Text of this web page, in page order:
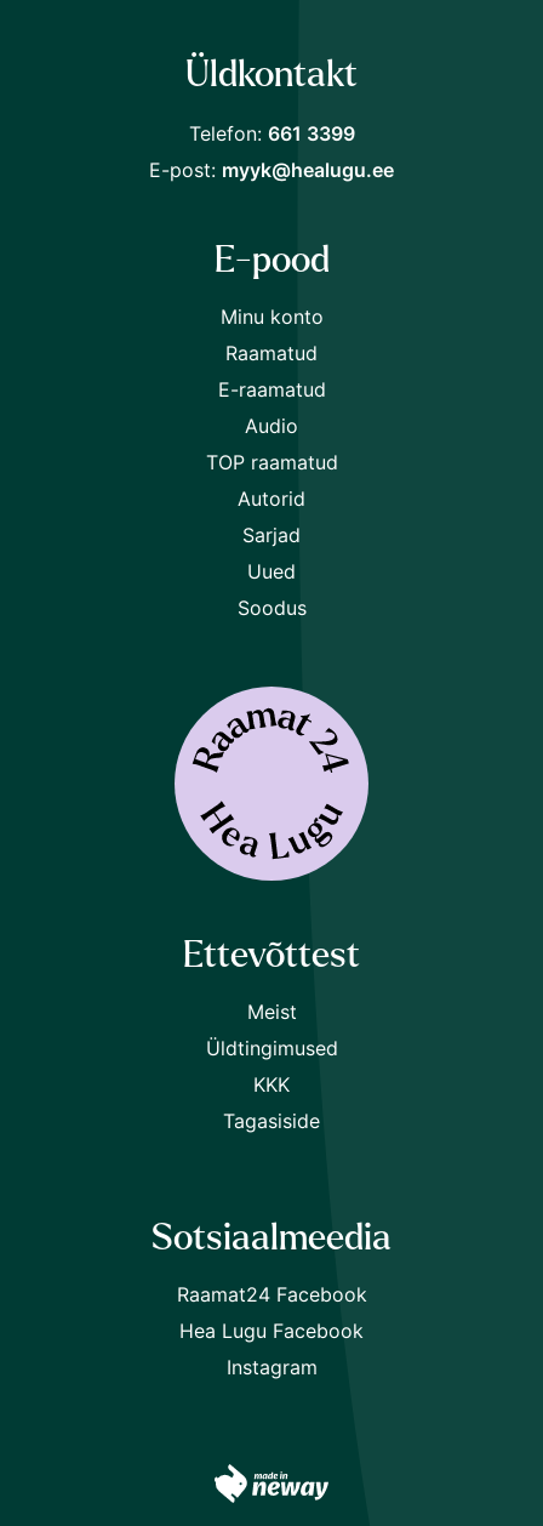
tingimustega
Üldkontakt
Telefon: 661 3399
E-post: myyk@healugu.ee
E-pood
Minu konto
Raamatud
E-raamatud
Audio
TOP raamatud
Autorid
Sarjad
Uued
Soodus
Ettevõttest
Meist
Üldtingimused
KKK
Tagasiside
Sotsiaalmeedia
Raamat24 Facebook
Hea Lugu Facebook
Instagram